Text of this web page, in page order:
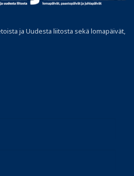
ja Uudesta liitosta sekä lomapäivät,